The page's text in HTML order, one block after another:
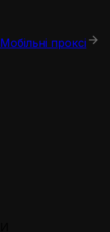
Мобільні проксі